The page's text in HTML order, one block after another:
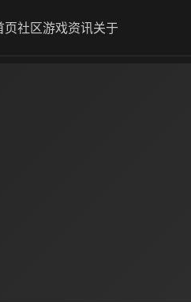
页社区游戏资讯关于